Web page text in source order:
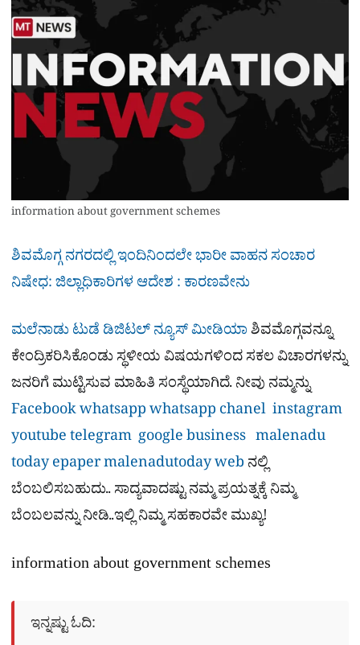
information about government schemes
ಶಿವಮೊಗ್ಗ ನಗರದಲ್ಲಿ ಇಂದಿನಿಂದಲೇ ಭಾರೀ ವಾಹನ ಸಂಚಾರ
ನಿಷೇಧ: ಜಿಲ್ಲಾಧಿಕಾರಿಗಳ ಆದೇಶ : ಕಾರಣವೇನು
ಮಲೆನಾಡು ಟುಡೆ ಡಿಜಿಟಲ್ ನ್ಯೂಸ್ ಮೀಡಿಯಾಶಿವಮೊಗ್ಗವನ್ನೂ
ಕೇಂದ್ರಿಕರಿಸಿಕೊಂಡು ಸ್ಥಳೀಯ ವಿಷಯಗಳಿಂದ ಸಕಲ ವಿಚಾರಗಳನ್ನು
ಜನರಿಗೆ ಮುಟ್ಟಿಸುವ ಮಾಹಿತಿ ಸಂಸ್ಥೆಯಾಗಿದೆ. ನೀವು ನಮ್ಮನ್ನು
Facebookwhatsappwhatsapp chanel instagram
youtubetelegram google business malenadu
today epapermalenadutoday web ನಲ್ಲಿ
ಬೆಂಬಲಿಸಬಹುದು.. ಸಾದ್ಯವಾದಷ್ಟು ನಮ್ಮ ಪ್ರಯತ್ನಕ್ಕೆ ನಿಮ್ಮ
ಬೆಂಬಲವನ್ನು ನೀಡಿ..ಇಲ್ಲಿ ನಿಮ್ಮ ಸಹಕಾರವೇ ಮುಖ್ಯ!
information about government schemes
ಇನ್ನಷ್ಟು ಓದಿ: